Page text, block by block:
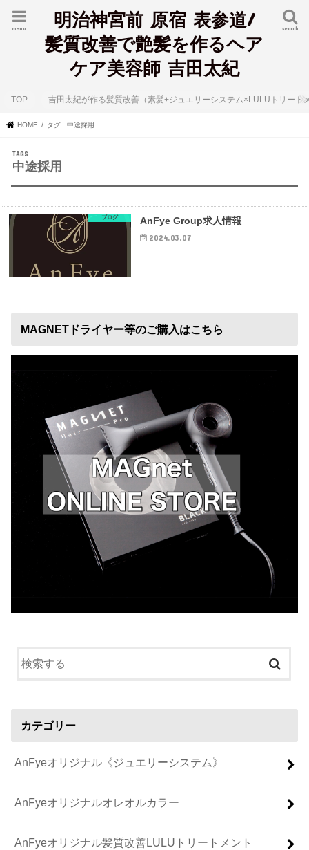
明治神宮前 原宿 表参道/
髪質改善で艶髪を作るヘア
ケア美容師 吉田太紀
search
menu
TOP 吉田太紀が作る髪質改善（素髪+ジュエリーシステム×LULUトリート
HOME タグ : 中途採用
中途採用
ブログ AnFye Group求人情報
2024.03.07
MAGNETドライヤー等のご購入はこちら
カテゴリー
AnFyeオリジナル《ジュエリーシステム》
AnFyeオリジナルオレオルカラー
AnFyeオリジナル髪質改善LULUトリートメント